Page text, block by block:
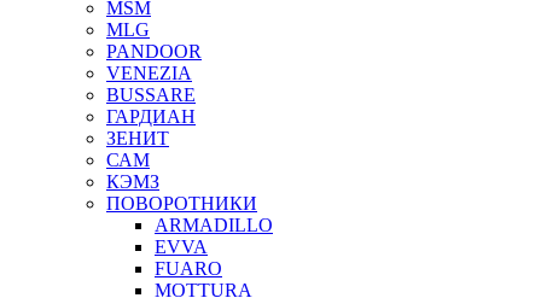
MSM
MLG
PANDOOR
VENEZIA
BUSSARE
ГАРДИАН
ЗЕНИТ
САМ
КЭМЗ
ПОВОРОТНИКИ
ARMADILLO
EVVA
FUARO
MOTTURA